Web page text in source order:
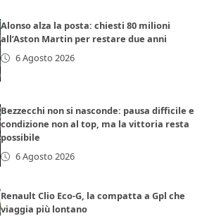
Alonso alza la posta: chiesti 80 milioni
all’Aston Martin per restare due anni
6 Agosto 2026
Bezzecchi non si nasconde: pausa difficile e
condizione non al top, ma la vittoria resta
possibile
6 Agosto 2026
Renault Clio Eco-G, la compatta a Gpl che
viaggia più lontano